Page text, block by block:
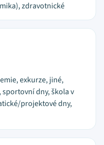
zdravotnické
exkurze, jiné,
dny, škola v
projektové dny,